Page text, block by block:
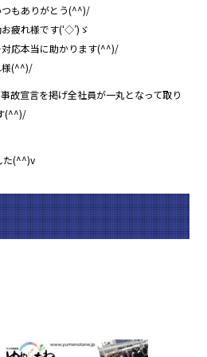
もありがとう(^^)/
疲れ様です(‘◇’)ゞ
応本当に助かります(^^)/
様(^^)/
故宣言を掲げ全社員が一丸となって取り
(^^)/
た(^^)v